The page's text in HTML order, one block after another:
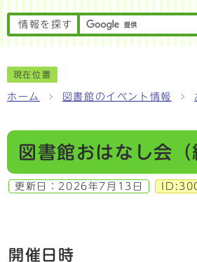
情報を探す
現在位置
ホーム 図書館のイベント情報
図書館おはなし会（
更新日： 2026年7月13日
開催日時